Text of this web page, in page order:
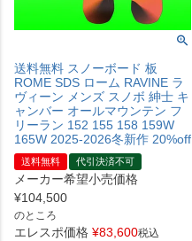
送料無料 スノーボード 板
ROME SDS ローム RAVINE ラ
ヴィーン メンズ スノボ 紳士 キ
ャンバー オールマウンテン フ
リーラン 152 155 158 159W
165W 2025-2026冬新作 20%off
送料無料 代引決済不可
メーカー希望小売価格
¥104,500
のところ
エレスポ価格 ¥83,600税込